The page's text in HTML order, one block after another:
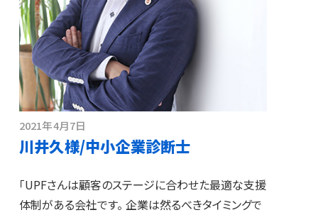
2021年4月7日
川井久様/中小企業診断士
「UPFさんは顧客のステージに合わせた最適な支援
体制がある会社です。 企業は然るべきタイミングで